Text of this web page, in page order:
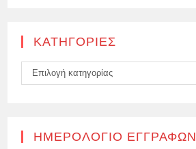
KΑΤΗΓΟΡΊΕΣ
Kατηγορίες
Επιλογή κατηγορίας
ΗΜΕΡΟΛΌΓΙΟ ΕΓΓΡΑΦΏΝ